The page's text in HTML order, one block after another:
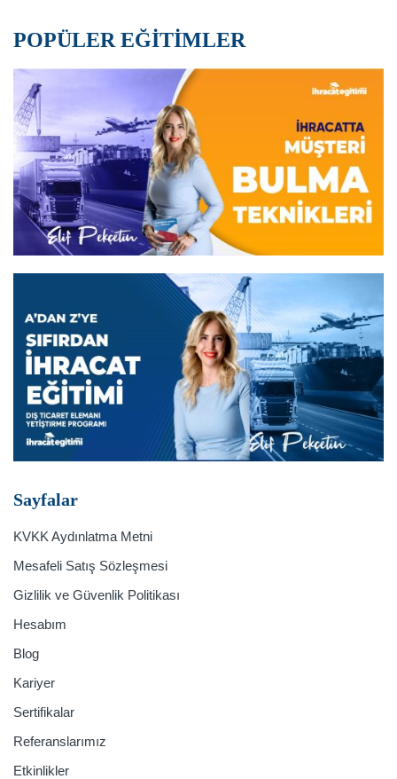
POPÜLER EĞİTİMLER
Sayfalar
KVKK Aydınlatma Metni
Mesafeli Satış Sözleşmesi
Gizlilik ve Güvenlik Politikası
Hesabım
Blog
Kariyer
Sertifikalar
Referanslarımız
Etkinlikler